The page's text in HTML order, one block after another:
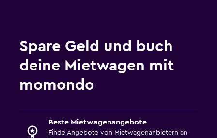
Spare Geld und buch
deine Mietwagen mit
momondo
Beste Mietwagenangebote
Finde Angebote von Mietwagenanbietern an